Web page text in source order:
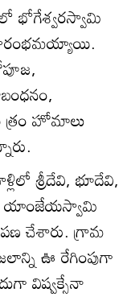
భోగేశ్వరస్వామి
హోమాలు
శ్రీదేవి, భూదేవి,
యాంజేయస్వామి
చేశారు. గ్రామ
ఊ రేగింపుగా
విష్వక్సేనా